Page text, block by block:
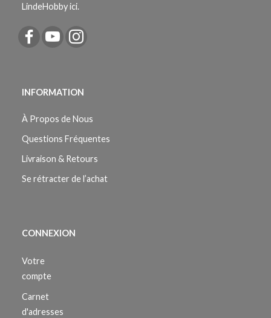
LindeHobby ici.
INFORMATION
À Propos de Nous
Questions Fréquentes
Livraison & Retours
Se rétracter de l’achat
CONNEXION
Votre
compte
Carnet
d'adresses